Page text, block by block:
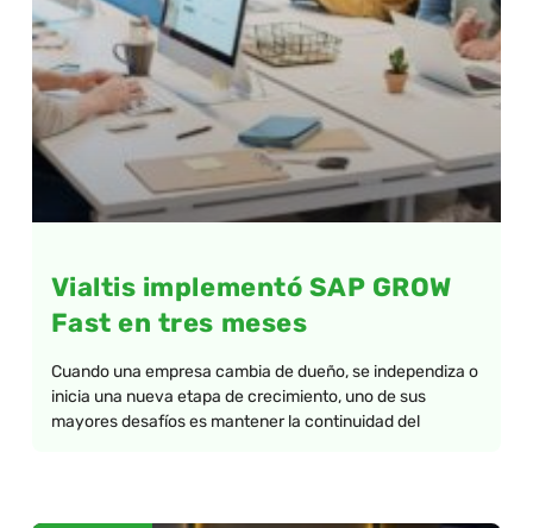
Vialtis implementó SAP GROW
Fast en tres meses
Cuando una empresa cambia de dueño, se independiza o
inicia una nueva etapa de crecimiento, uno de sus
mayores desafíos es mantener la continuidad del